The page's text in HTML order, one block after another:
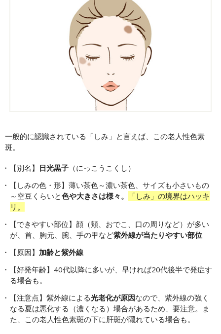
一般的に認識されている「しみ」と言えば、この老人性色素
斑。
【別名】 日光黒子 （にっこうこくし）
【しみの色・形】薄い茶色～濃い茶色、サイズも小さいもの
～空豆くらいと色や大きさは様々。
「しみ」の境界はハッキ
リ。
【できやすい部位】顔（頬、おでこ、口の周りなど）が多い
が、首、胸元、腕、手の甲など紫外線が当たりやすい部位
【原因】 加齢と紫外線
【好発年齢】40代以降に多いが、早ければ20代後半で発症す
る場合も。
【注意点】紫外線による光老化が原因なので、紫外線の強く
なる夏は悪化する（濃くなる）場合があるため、要注意。ま
た、この老人性色素斑の下に肝斑が隠れている場合も。